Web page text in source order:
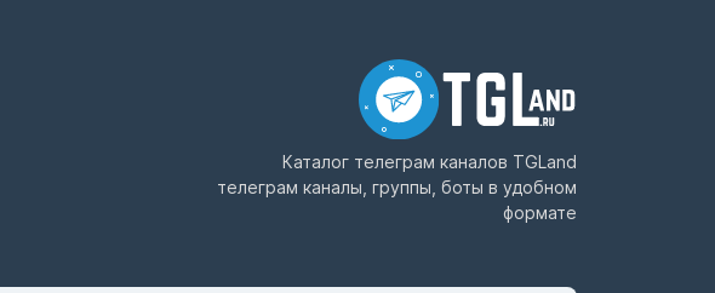
Каталог телеграм каналов TGLand
телеграм каналы, группы, боты в удобном
формате